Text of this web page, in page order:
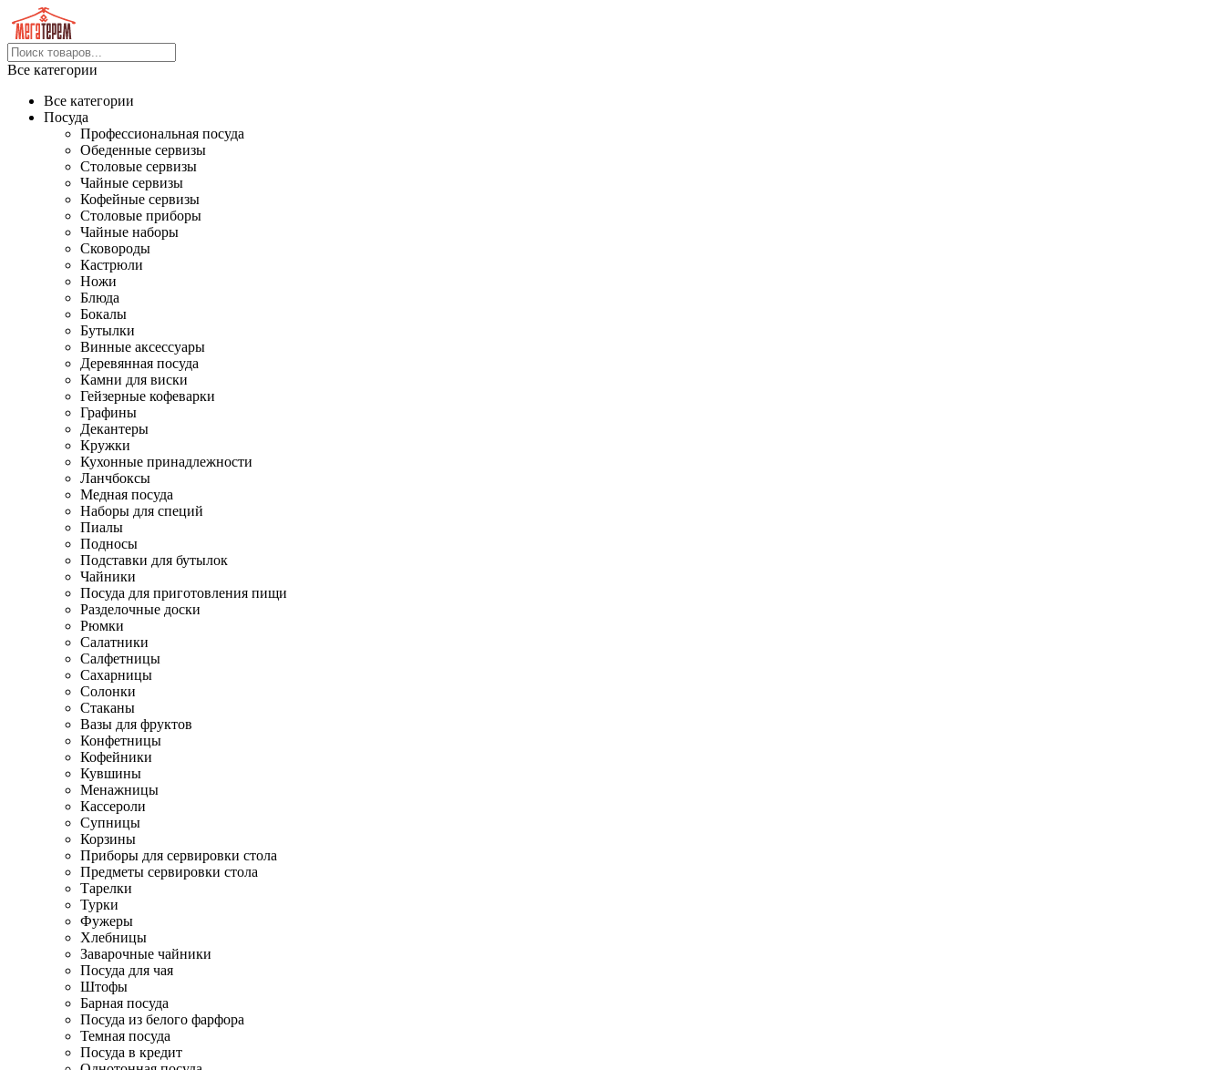
Все категории
Все категории
Посуда
Профессиональная посуда
Обеденные сервизы
Столовые сервизы
Чайные сервизы
Кофейные сервизы
Столовые приборы
Чайные наборы
Сковороды
Кастрюли
Ножи
Блюда
Бокалы
Бутылки
Винные аксессуары
Деревянная посуда
Камни для виски
Гейзерные кофеварки
Графины
Декантеры
Кружки
Кухонные принадлежности
Ланчбоксы
Медная посуда
Наборы для специй
Пиалы
Подносы
Подставки для бутылок
Чайники
Посуда для приготовления пищи
Разделочные доски
Рюмки
Салатники
Салфетницы
Сахарницы
Солонки
Стаканы
Вазы для фруктов
Конфетницы
Кофейники
Кувшины
Менажницы
Кассероли
Супницы
Корзины
Приборы для сервировки стола
Предметы сервировки стола
Тарелки
Турки
Фужеры
Хлебницы
Заварочные чайники
Посуда для чая
Штофы
Барная посуда
Посуда из белого фарфора
Темная посуда
Посуда в кредит